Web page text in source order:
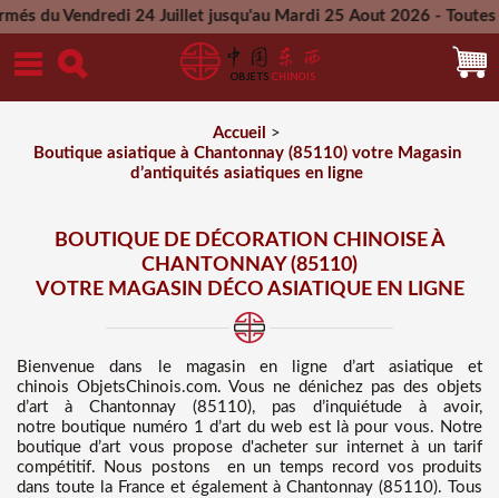
24 Juillet jusqu'au Mardi 25 Aout 2026 - Toutes les
Mercredi 26 Aout 2026
Accueil
>
Boutique asiatique à Chantonnay (85110) votre Magasin
d’antiquités asiatiques en ligne
BOUTIQUE DE DÉCORATION CHINOISE À
CHANTONNAY (85110)
VOTRE MAGASIN DÉCO ASIATIQUE EN LIGNE
Bienvenue dans
le magasin en ligne d’art asiatique et
chinois ObjetsChinois.com. Vous ne dénichez pas des objets
d’art à Chantonnay (85110), pas d’inquiétude à avoir,
notre boutique numéro 1 d’art du web est là pour vous. Notre
boutique d’art vous propose d'acheter sur internet à un tarif
compétitif. Nous postons en un temps record vos produits
dans toute la France et également à Chantonnay (85110). Tous